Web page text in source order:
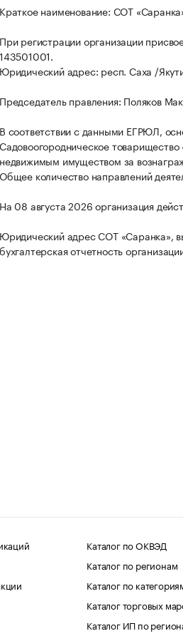
Краткое наименование: СОТ
При регистрации организации
143501001.
Юридический адрес: респ. Саха /
Председатель правления: Поляков
В соответствии с данными ЕГРЮЛ,
Садовоогородническое
недвижимым имуществом за
Общее количество направлений
На 08 августа 2026 организация
Юридический адрес СОТ «Саранка»,
бухгалтерская отчетность
Каталог по ОКВЭД
Каталог по регионам
Каталог по
Каталог торговых
Каталог ИП по